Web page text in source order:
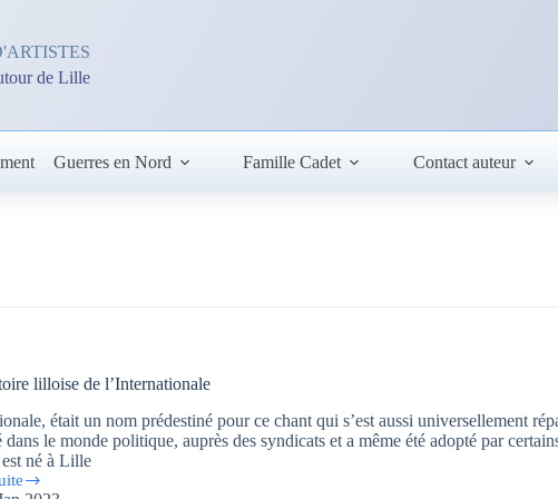
de Lille
Guerres en Nord Famille Cadet Contact auteur
lilloise de l’Internationale
était un nom prédestiné pour ce chant qui s’est aussi universellement
dans le monde politique, auprès des syndicats et a même été adopté par
né à Lille